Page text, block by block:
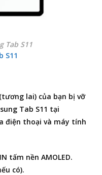
Tab S11
S11
lai) của bạn bị vỡ
Tab S11 tại
điện thoại và máy tính
tấm nền AMOLED.
có).